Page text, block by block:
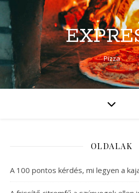
Pizza
OLDALAK
A 100 pontos kérdés, mi legyen a